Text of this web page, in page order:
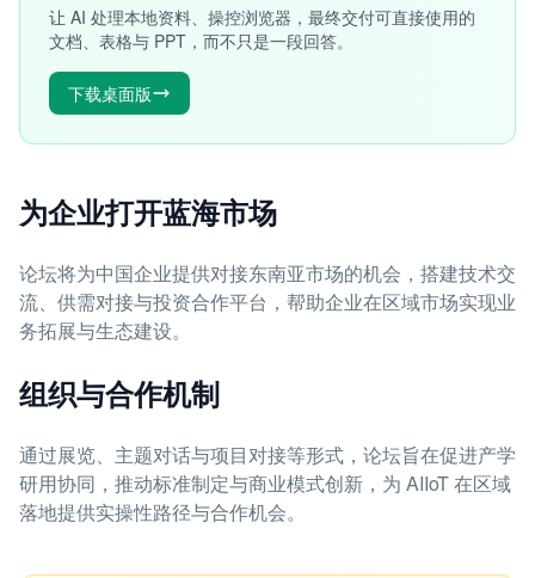
让 AI 处理本地资料、操控浏览器，最终交付可直接使用的
文档、表格与 PPT，而不只是一段回答。
下载桌面版
为企业打开蓝海市场
论坛将为中国企业提供对接东南亚市场的机会，搭建技术交
流、供需对接与投资合作平台，帮助企业在区域市场实现业
务拓展与生态建设。
组织与合作机制
通过展览、主题对话与项目对接等形式，论坛旨在促进产学
研用协同，推动标准制定与商业模式创新，为 AIIoT 在区域
落地提供实操性路径与合作机会。